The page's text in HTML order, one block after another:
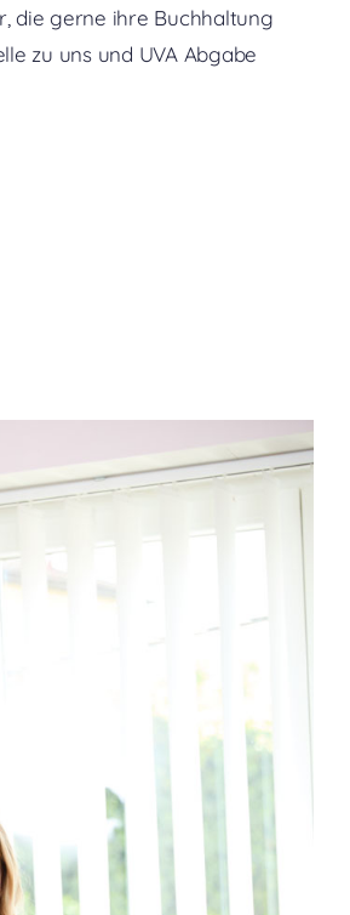
die gerne ihre Buchhaltung
zu uns und UVA Abgabe